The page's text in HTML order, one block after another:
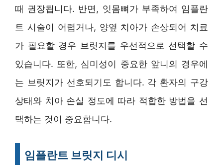
때 권장됩니다. 반면, 잇몸뼈가 부족하여 임플란
트 시술이 어렵거나, 양옆 치아가 손상되어 치료
가 필요할 경우 브릿지를 우선적으로 선택할 수
있습니다. 또한, 심미성이 중요한 앞니의 경우에
는 브릿지가 선호되기도 합니다. 각 환자의 구강
상태와 치아 손실 정도에 따라 적합한 방법을 선
택하는 것이 중요합니다.
임플란트 브릿지 디시